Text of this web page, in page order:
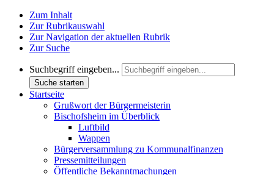
Zum Inhalt
Zur Rubrikauswahl
Zur Navigation der aktuellen Rubrik
Zur Suche
Suchbegriff eingeben...
Suche starten
Startseite
Grußwort der Bürgermeisterin
Bischofsheim im Überblick
Luftbild
Wappen
Bürgerversammlung zu Kommunalfinanzen
Pressemitteilungen
Öffentliche Bekanntmachungen